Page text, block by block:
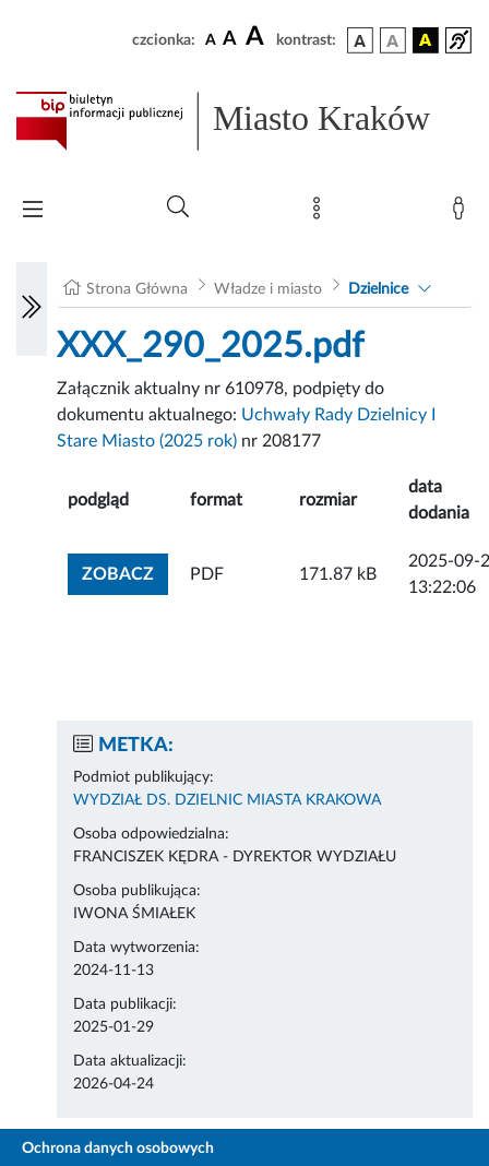
czcionka: A A A kontrast:
Miasto Kraków
Strona Główna Władze i miasto Dzielnice
XXX_290_2025.pdf
Załącznik aktualny nr 610978, podpięty do
dokumentu aktualnego: Uchwały Rady Dzielnicy I
Stare Miasto (2025 rok) nr 208177
podgląd format rozmiar
data
dodania
ZOBACZZOBACZ ZAŁĄCZNIK
PDF 171.87 kB
2025-09-
13:22:06
METKA:
Podmiot publikujący:
WYDZIAŁ DS. DZIELNIC MIASTA KRAKOWA
Osoba odpowiedzialna:
FRANCISZEK KĘDRA - DYREKTOR WYDZIAŁU
Osoba publikująca:
IWONA ŚMIAŁEK
Data wytworzenia:
2024-11-13
Data publikacji:
2025-01-29
Data aktualizacji:
2026-04-24
Ochrona danych osobowych